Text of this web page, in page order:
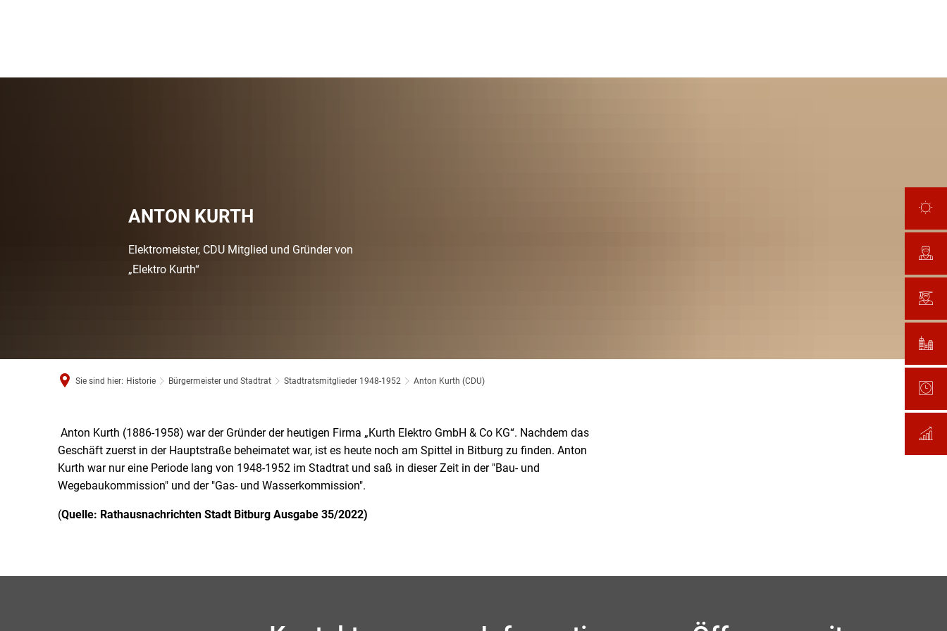
ANTON KURTH
Elektromeister, CDU Mitglied und Gründer von
„Elektro Kurth“
Sie sind hier: Historie Bürgermeister und Stadtrat Stadtratsmitglieder 1948-1952 Anton Kurth (CDU)
Anton
Kurth
(CDU)
Anton Kurth (1886-1958) war der Gründer der heutigen Firma „Kurth Elektro GmbH & Co KG“. Nachdem das
Geschäft zuerst in der Hauptstraße beheimatet war, ist es heute noch am Spittel in Bitburg zu finden. Anton
Kurth war nur eine Periode lang von 1948-1952 im Stadtrat und saß in dieser Zeit in der "Bau- und
Wegebaukommission" und der "Gas- und Wasserkommission".
(Quelle: Rathausnachrichten Stadt Bitburg Ausgabe 35/2022)